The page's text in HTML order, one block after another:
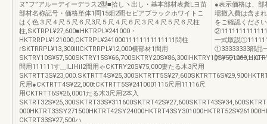
ヌ”フ”アルーデイーデラス2型■拾しヽ出し・基本部材表糞Lヨ苗
部材名称記号・価格単体1問15畑2聞セピアブラックホワイトこ
はく色３尺４尺５尺６尺3尺５尺４尺６尺３尺４尺５尺６尺柱
柱,SKTRPL¥27,600■HKTRPL¥241000・
HKTRRPL¥121000,CKTRPL¥24100011111111111111問柱
rSKTRRPL¥13,300ⅢCKTRRPL¥12,000横部材1間用
問用111111す__ILll‐lil2間用ゃCKTRY20S¥75,000妻たる木3尺用
尺用●CKTRTT4S¥22,000tCKTRTT5S¥2410001115尺用11116尺
用CKTRTT6S¥26,0001たる木3尺用2本入
CKTRT33S¥27,500ハ
●表示価格は、部
場撤入費は含ま
をご確認くださ
一式取説
①33333333部品
計テラス︼コル